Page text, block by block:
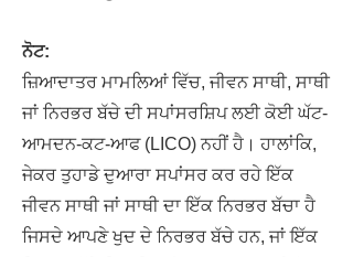
ਨੋਟ:
ਜ਼ਿਆਦਾਤਰ ਮਾਮਲਿਆਂ ਵਿੱਚ, ਜੀਵਨ ਸਾਥੀ, ਸਾਥੀ
ਜਾਂ ਨਿਰਭਰ ਬੱਚੇ ਦੀ ਸਪਾਂਸਰਸ਼ਿਪ ਲਈ ਕੋਈ ਘੱਟ-
ਆਮਦਨ-ਕਟ-ਆਫ (LICO) ਨਹੀਂ ਹੈ। ਹਾਲਾਂਕਿ,
ਜੇਕਰ ਤੁਹਾਡੇ ਦੁਆਰਾ ਸਪਾਂਸਰ ਕਰ ਰਹੇ ਇੱਕ
ਜੀਵਨ ਸਾਥੀ ਜਾਂ ਸਾਥੀ ਦਾ ਇੱਕ ਨਿਰਭਰ ਬੱਚਾ ਹੈ
ਜਿਸਦੇ ਆਪਣੇ ਖੁਦ ਦੇ ਨਿਰਭਰ ਬੱਚੇ ਹਨ, ਜਾਂ ਇੱਕ